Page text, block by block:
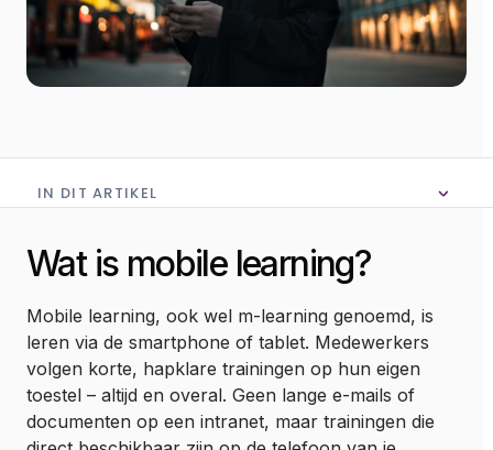
Wat is mobile learning?
Mobile learning, ook wel m-learning genoemd, is
leren via de smartphone of tablet. Medewerkers
volgen korte, hapklare trainingen op hun eigen
toestel – altijd en overal. Geen lange e-mails of
documenten op een intranet, maar trainingen die
IN DIT ARTIKEL